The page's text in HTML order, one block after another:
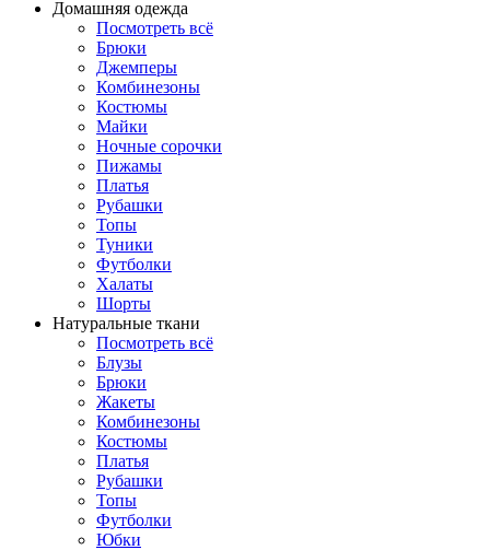
Домашняя одежда
Посмотреть всё
Брюки
Джемперы
Комбинезоны
Костюмы
Майки
Ночные сорочки
Пижамы
Платья
Рубашки
Топы
Туники
Футболки
Халаты
Шорты
Натуральные ткани
Посмотреть всё
Блузы
Брюки
Жакеты
Комбинезоны
Костюмы
Платья
Рубашки
Топы
Футболки
Юбки